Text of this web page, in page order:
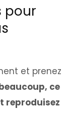
pour
et prenez
ce
reproduisez